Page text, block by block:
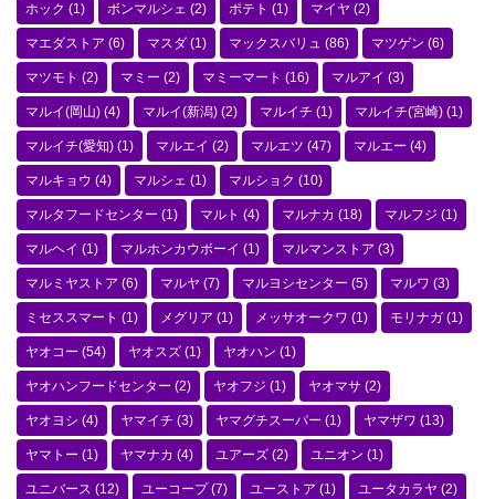
ホック (1) ボンマルシェ (2) ポテト (1) マイヤ (2)
マエダストア (6) マスダ (1) マックスバリュ (86) マツゲン (6)
マツモト (2) マミー (2) マミーマート (16) マルアイ (3)
マルイ(岡山) (4) マルイ(新潟) (2) マルイチ (1) マルイチ(宮崎) (1)
マルイチ(愛知) (1) マルエイ (2) マルエツ (47) マルエー (4)
マルキョウ (4) マルシェ (1) マルショク (10)
マルタフードセンター (1) マルト (4) マルナカ (18) マルフジ (1)
マルヘイ (1) マルホンカウボーイ (1) マルマンストア (3)
マルミヤストア (6) マルヤ (7) マルヨシセンター (5) マルワ (3)
ミセススマート (1) メグリア (1) メッサオークワ (1) モリナガ (1)
ヤオコー (54) ヤオスズ (1) ヤオハン (1)
ヤオハンフードセンター (2) ヤオフジ (1) ヤオマサ (2)
ヤオヨシ (4) ヤマイチ (3) ヤマグチスーパー (1) ヤマザワ (13)
ヤマトー (1) ヤマナカ (4) ユアーズ (2) ユニオン (1)
ユニバース (12) ユーコープ(7) ユーストア (1) ユータカラヤ (2)